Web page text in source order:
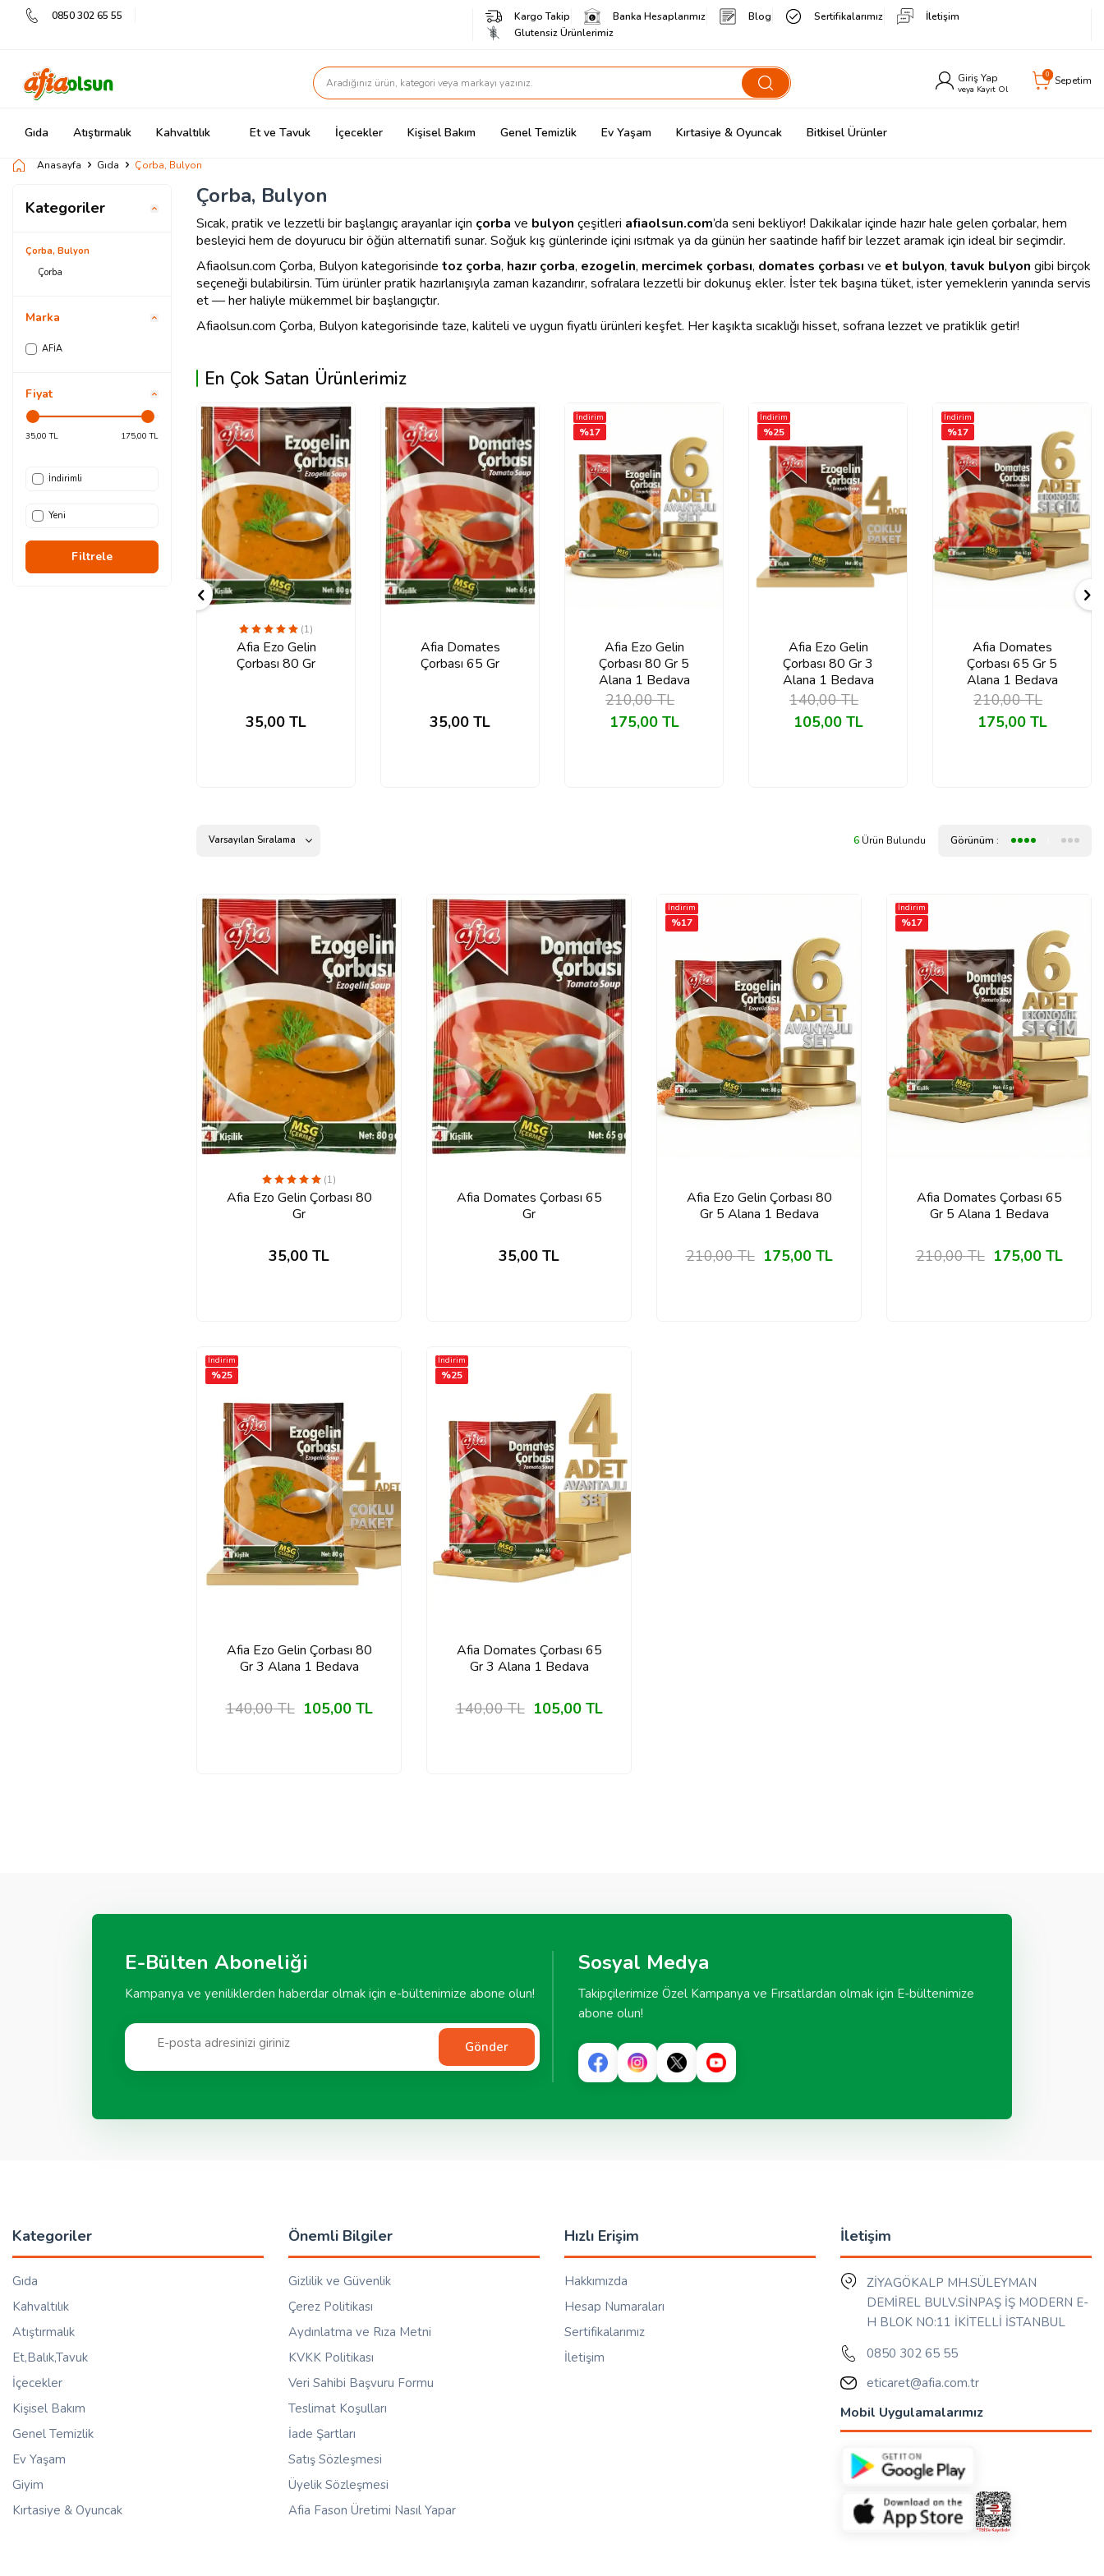
0850 302 65 55 Kargo Takip Banka Hesaplarımız Blog Sertifikalarımız
İletişim
Glutensiz Ürünlerimiz
Giriş Yap
veya Kayıt Ol
0 Sepetim
Gıda Atıştırmalık Kahvaltılık Et ve Tavuk İçecekler Kişisel Bakım Genel Temizlik Ev Yaşam Kırtasiye & Oyuncak Bitkisel Ürünler
Anasayfa Gıda Çorba, Bulyon
Kategoriler
Çorba, Bulyon
Çorba
Marka
AFİA
Fiyat
İndirimli
Yeni
Filtrele
Çorba, Bulyon
Sıcak, pratik ve lezzetli bir başlangıç arayanlar için çorba ve bulyon çeşitleri afiaolsun.com’da seni bekliyor! Dakikalar içinde hazır hale gelen çorbalar, hem
besleyici hem de doyurucu bir öğün alternatifi sunar. Soğuk kış günlerinde içini ısıtmak ya da günün her saatinde hafif bir lezzet aramak için ideal bir seçimdir.
Afiaolsun.com Çorba, Bulyon kategorisinde toz çorba, hazır çorba, ezogelin, mercimek çorbası, domates çorbası ve et bulyon, tavuk bulyon gibi birçok
seçeneği bulabilirsin. Tüm ürünler pratik hazırlanışıyla zaman kazandırır, sofralara lezzetli bir dokunuş ekler. İster tek başına tüket, ister yemeklerin yanında servis
et — her haliyle mükemmel bir başlangıçtır.
Afiaolsun.com Çorba, Bulyon kategorisinde taze, kaliteli ve uygun fiyatlı ürünleri keşfet. Her kaşıkta sıcaklığı hisset, sofrana lezzet ve pratiklik getir!
En Çok Satan Ürünlerimiz
İndirim
%25
(1)
Afia Ezo Gelin
Çorbası 80 Gr
35,00 TL
Afia Domates
Çorbası 65 Gr
35,00 TL
İndirim
%17
Afia Ezo Gelin
Çorbası 80 Gr 5
Alana 1 Bedava
210,00TL
175,00TL
İndirim
%25
Afia Ezo Gelin
Çorbası 80 Gr 3
Alana 1 Bedava
140,00TL
105,00TL
İndirim
%17
Afia Domates
Çorbası 65 Gr 5
Alana 1 Bedava
210,00TL
175,00TL
6 Ürün Bulundu Görünüm :
(1)
Afia Ezo Gelin Çorbası 80
Gr
35,00 TL
Afia Domates Çorbası 65
Gr
35,00 TL
İndirim
%17
Afia Ezo Gelin Çorbası 80
Gr 5 Alana 1 Bedava
210,00TL 175,00TL
İndirim
%17
Afia Domates Çorbası 65
Gr 5 Alana 1 Bedava
210,00TL 175,00TL
İndirim
%25
Afia Ezo Gelin Çorbası 80
Gr 3 Alana 1 Bedava
140,00TL 105,00TL
İndirim
%25
Afia Domates Çorbası 65
Gr 3 Alana 1 Bedava
140,00TL 105,00TL
E-Bülten Aboneliği
Kampanya ve yeniliklerden haberdar olmak için e-bültenimize abone olun!
Gönder
Sosyal Medya
Takipçilerimize Özel Kampanya ve Fırsatlardan olmak için E-bültenimize
abone olun!
Kategoriler
Gıda
Kahvaltılık
Atıştırmalık
Et,Balık,Tavuk
İçecekler
Kişisel Bakım
Genel Temizlik
Ev Yaşam
Giyim
Kırtasiye & Oyuncak
Önemli Bilgiler
Gizlilik ve Güvenlik
Çerez Politikası
Aydınlatma ve Rıza Metni
KVKK Politikası
Veri Sahibi Başvuru Formu
Teslimat Koşulları
İade Şartları
Satış Sözleşmesi
Üyelik Sözleşmesi
Afia Fason Üretimi Nasıl Yapar
Hızlı Erişim
Hakkımızda
Hesap Numaraları
Sertifikalarımız
İletişim
İletişim
ZİYAGÖKALP MH.SÜLEYMAN
DEMİREL BULV.SİNPAŞ İŞ MODERN E-
H BLOK NO:11 İKİTELLİ İSTANBUL
0850 302 65 55
eticaret@afia.com.tr
Mobil Uygulamalarımız